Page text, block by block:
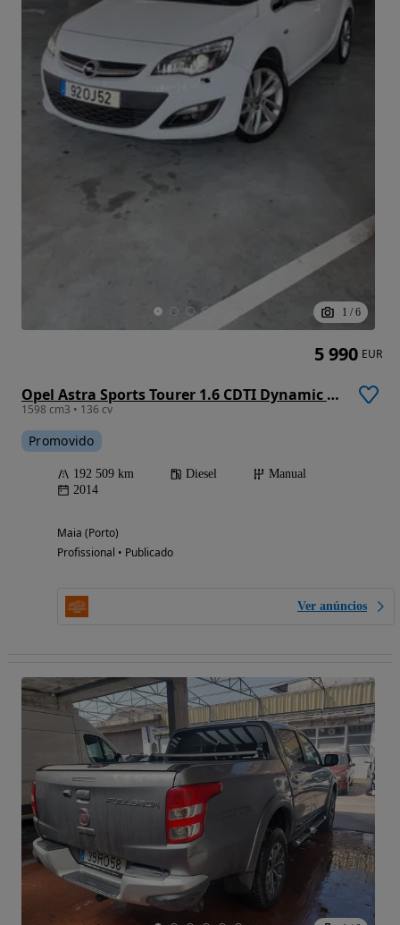
1 / 6
Opel Astra Sports Tourer 1.6 CDTI Dynamic S/S
1598 cm3 • 136 cv
Promovido
192 509 km Diesel
Manual
2014
Maia (Porto)
Profissional • Publicado
Ver anúncios
5 990 EUR